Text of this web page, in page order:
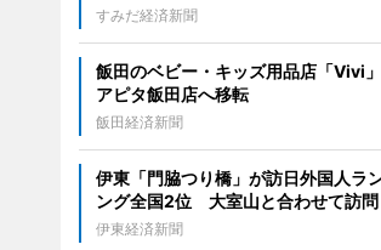
すみだ経済新聞
飯田のベビー・キッズ用品店「Vivi」
アピタ飯田店へ移転
飯田経済新聞
伊東「門脇つり橋」が訪日外国人ラ
ング全国2位 大室山と合わせて訪問
伊東経済新聞